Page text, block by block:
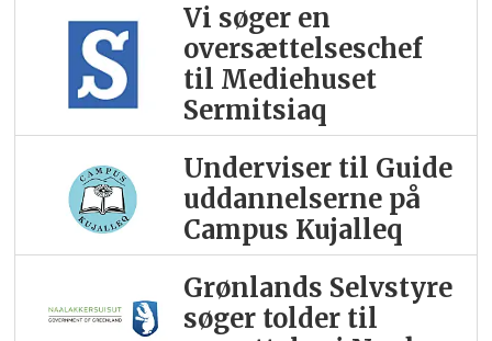
Vi søger en
oversættelseschef
til Mediehuset
Sermitsiaq
Underviser til Guide
uddannelserne på
Campus Kujalleq
Grønlands Selvstyre
søger tolder til